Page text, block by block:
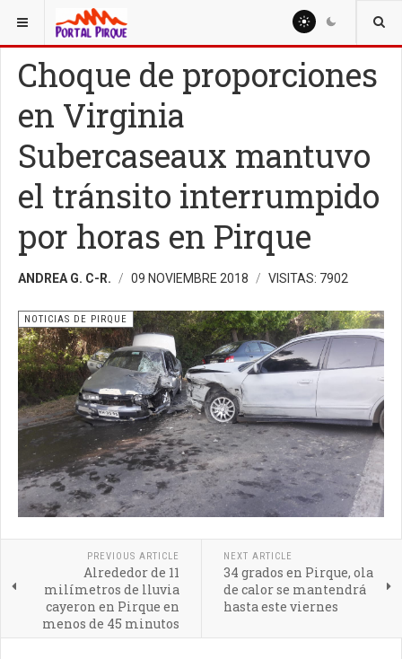
ESTÁ AQUÍ: NOTICIAS
Choque de proporciones
en Virginia
Subercaseaux mantuvo
el tránsito interrumpido
por horas en Pirque
ANDREA G. C-R. 09 NOVIEMBRE 2018 VISITAS: 7902
NOTICIAS DE PIRQUE
PREVIOUS ARTICLE
Alrededor de 11
milímetros de lluvia
cayeron en Pirque en
menos de 45 minutos
NEXT ARTICLE
34 grados en Pirque, ola
de calor se mantendrá
hasta este viernes